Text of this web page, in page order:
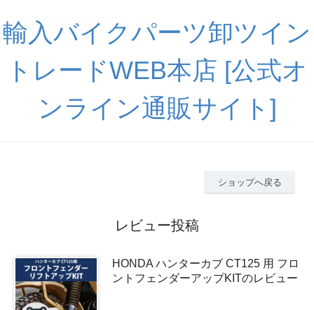
輸入バイクパーツ卸ツイン
トレードWEB本店 [公式オ
ンライン通販サイト]
ショップへ戻る
レビュー投稿
HONDA ハンターカブ CT125 用 フロ
ントフェンダーアップKITのレビュー